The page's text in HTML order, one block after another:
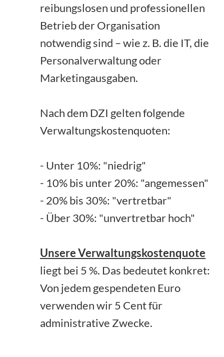
reibungslosen und professionellen
Betrieb der Organisation
notwendig sind – wie z. B. die IT, die
Personalverwaltung oder
Marketingausgaben.
Nach dem DZI gelten folgende
Verwaltungskostenquoten:
- Unter 10%: "niedrig"
- 10% bis unter 20%: "angemessen"
- 20% bis 30%: "vertretbar"
- Über 30%: "unvertretbar hoch"
Unsere Verwaltungskostenquote
liegt bei 5 %. Das bedeutet konkret:
Von jedem gespendeten Euro
verwenden wir 5 Cent für
administrative Zwecke.